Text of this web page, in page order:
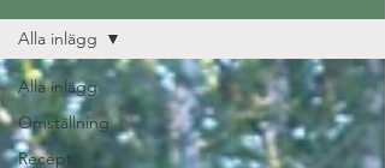
Alla inlägg
Omställning
Recept
Alla inlägg